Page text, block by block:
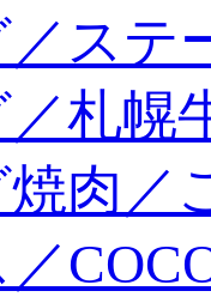
ステ
札幌
肉／